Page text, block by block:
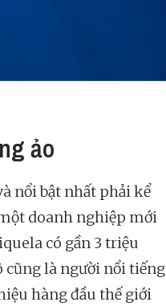
ảo
nổi bật nhất phải kể
doanh nghiệp mới
có gần 3 triệu
cũng là người nổi tiếng
hàng đầu thế giới